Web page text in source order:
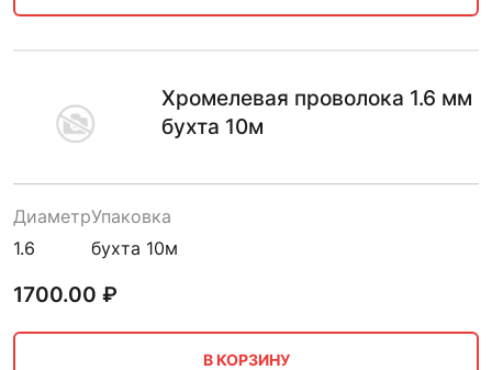
Хромелевая проволока 1.6 мм
бухта 10м
Диаметр
1.6
Упаковка
бухта 10м
1700.00 ₽
В КОРЗИНУ